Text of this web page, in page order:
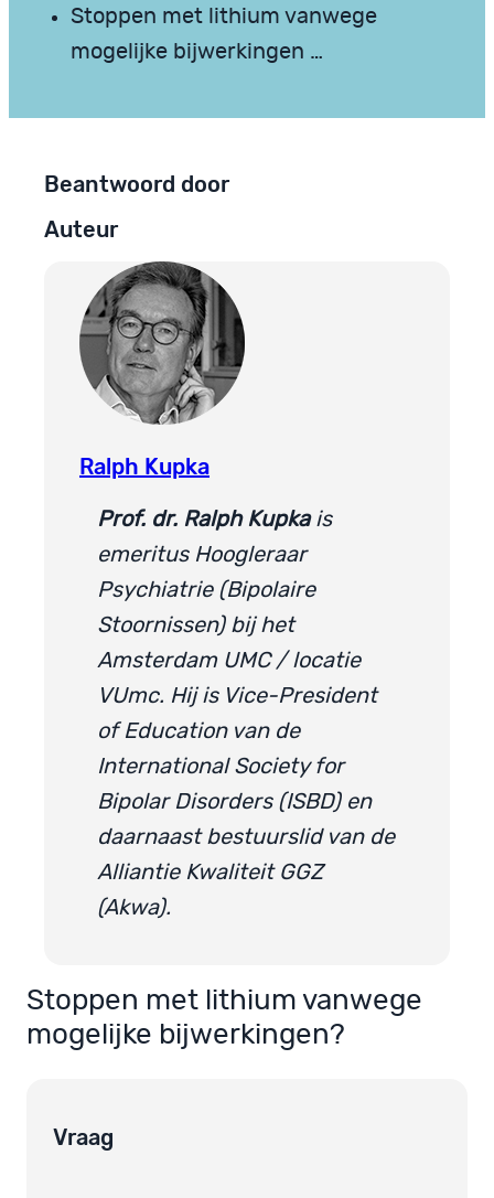
Stoppen met lithium vanwege
mogelijke bijwerkingen …
Beantwoord door
Auteur
Ralph Kupka
Prof. dr. Ralph Kupkais
emeritus Hoogleraar
Psychiatrie (Bipolaire
Stoornissen) bij het
Amsterdam UMC / locatie
VUmc. Hij is Vice-President
of Education van de
International Society for
Bipolar Disorders (ISBD) en
daarnaast bestuurslid van de
Alliantie Kwaliteit GGZ
(Akwa).
Stoppen met lithium vanwege
mogelijke bijwerkingen?
Vraag